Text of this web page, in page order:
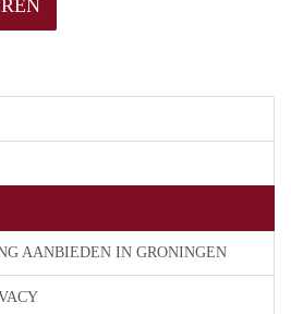
AANBIEDEN IN GRONINGEN